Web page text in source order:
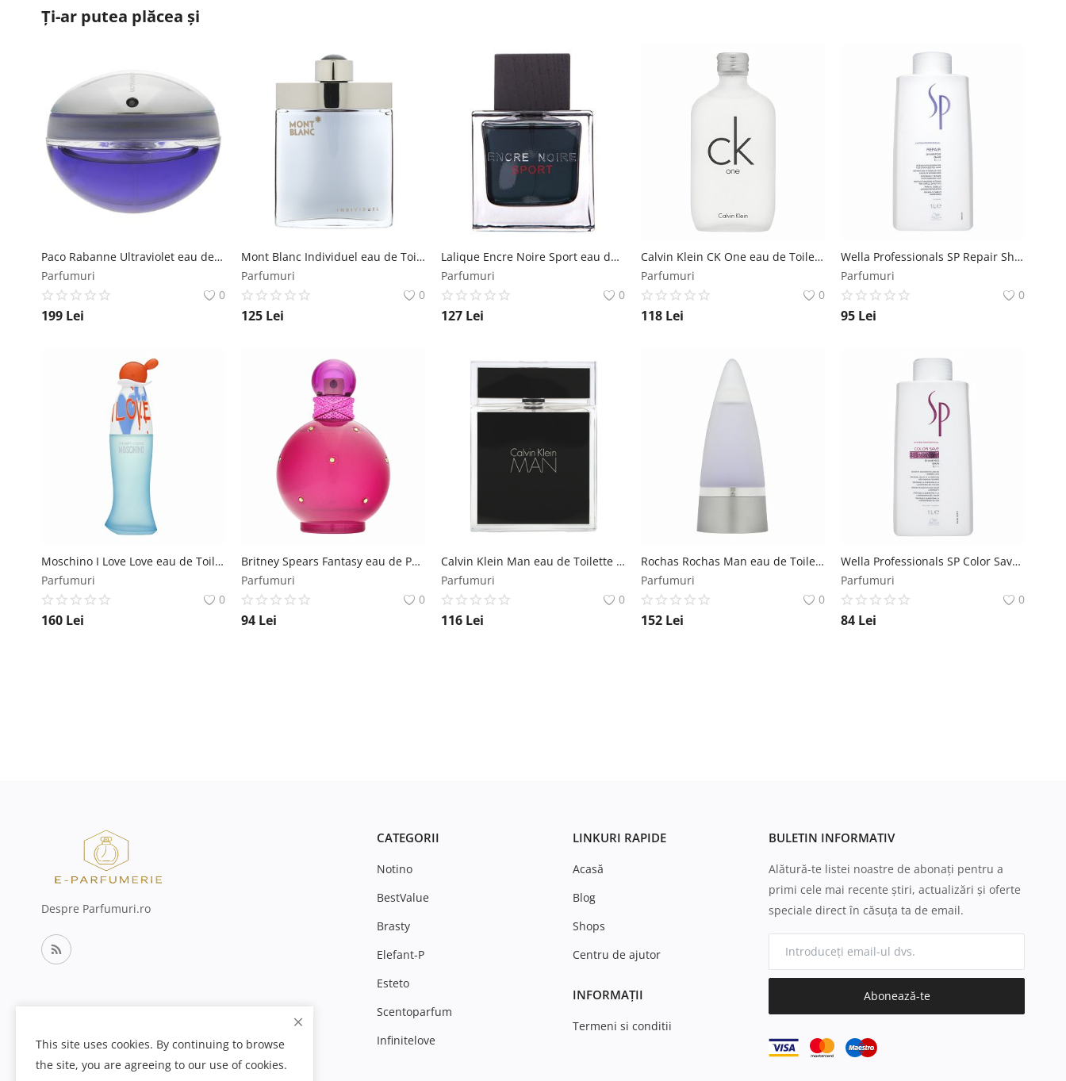
Ți-ar putea plăcea și
Paco Rabanne Ultraviolet eau de Parfum pentru femei 80 ml Paco Rabanne
Parfumuri
0
199 Lei
Mont Blanc Individuel eau de Toilette pentru barbati 75 ml Mont Blanc
Parfumuri
0
125 Lei
Lalique Encre Noire Sport eau de Toilette pentru barbati 100 ml Lalique
Parfumuri
0
127 Lei
Calvin Klein CK One eau de Toilette unisex 100 ml Calvin Klein
Parfumuri
0
118 Lei
Wella Professionals SP Repair Shampoo sampon pentru păr deteriorat 1000 ml Wella Professionals
Parfumuri
0
95 Lei
Moschino I Love Love eau de Toilette pentru femei 100 ml Moschino
Parfumuri
0
160 Lei
Britney Spears Fantasy eau de Parfum pentru femei 100 ml Britney Spears
Parfumuri
0
94 Lei
Calvin Klein Man eau de Toilette pentru barbati 100 ml Calvin Klein
Parfumuri
0
116 Lei
Rochas Rochas Man eau de Toilette pentru barbati 100 ml Rochas
Parfumuri
0
152 Lei
Wella Professionals SP Color Save Shampoo sampon pentru păr vopsit 1000 ml Wella Professionals
Parfumuri
0
84 Lei
Despre Parfumuri.ro
CATEGORII
Notino
BestValue
Brasty
Elefant-P
Esteto
Scentoparfum
Infinitelove
LINKURI RAPIDE
Acasă
Blog
Shops
Centru de ajutor
INFORMAȚII
Termeni si conditii
BULETIN INFORMATIV
Alătură-te listei noastre de abonați pentru a
primi cele mai recente știri, actualizări și oferte
speciale direct în căsuța ta de email.
Abonează-te
This site uses cookies. By continuing to browse
the site, you are agreeing to our use of cookies.